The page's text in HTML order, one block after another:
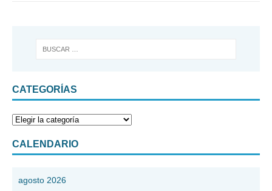
CATEGORÍAS
CALENDARIO
agosto 2026